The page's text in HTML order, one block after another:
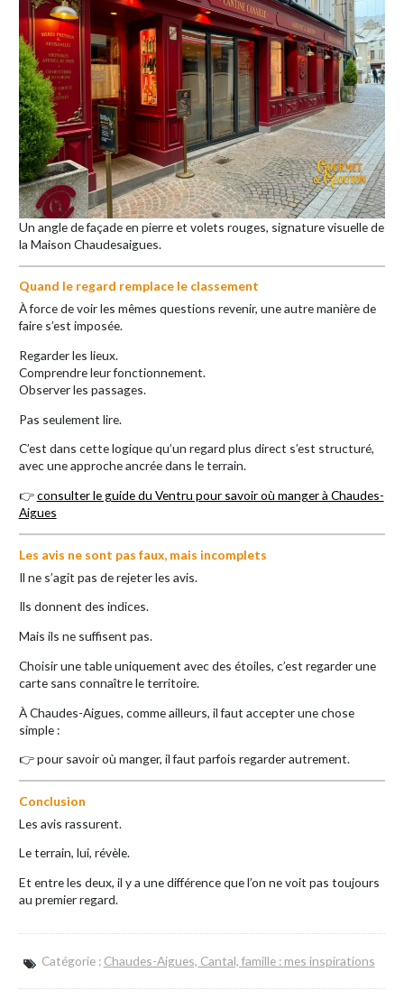
Un angle de façade en pierre et volets rouges, signature visuelle de
la Maison Chaudesaigues.
Quand le regard remplace le classement
À force de voir les mêmes questions revenir, une autre manière de
faire s’est imposée.
Regarder les lieux.
Comprendre leur fonctionnement.
Observer les passages.
Pas seulement lire.
C’est dans cette logique qu’un regard plus direct s’est structuré,
avec une approche ancrée dans le terrain.
👉consulter le guide du Ventru pour savoir où manger à Chaudes-
Aigues
Les avis ne sont pas faux, mais incomplets
Il ne s’agit pas de rejeter les avis.
Ils donnent des indices.
Mais ils ne suffisent pas.
Choisir une table uniquement avec des étoiles, c’est regarder une
carte sans connaître le territoire.
À Chaudes-Aigues, comme ailleurs, il faut accepter une chose
simple :
👉 pour savoir où manger, il faut parfois regarder autrement.
Conclusion
Les avis rassurent.
Le terrain, lui, révèle.
Et entre les deux, il y a une différence que l’on ne voit pas toujours
au premier regard.
Catégorie : Chaudes-Aigues, Cantal, famille : mes inspirations